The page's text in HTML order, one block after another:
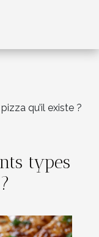
qu’il existe ?
types